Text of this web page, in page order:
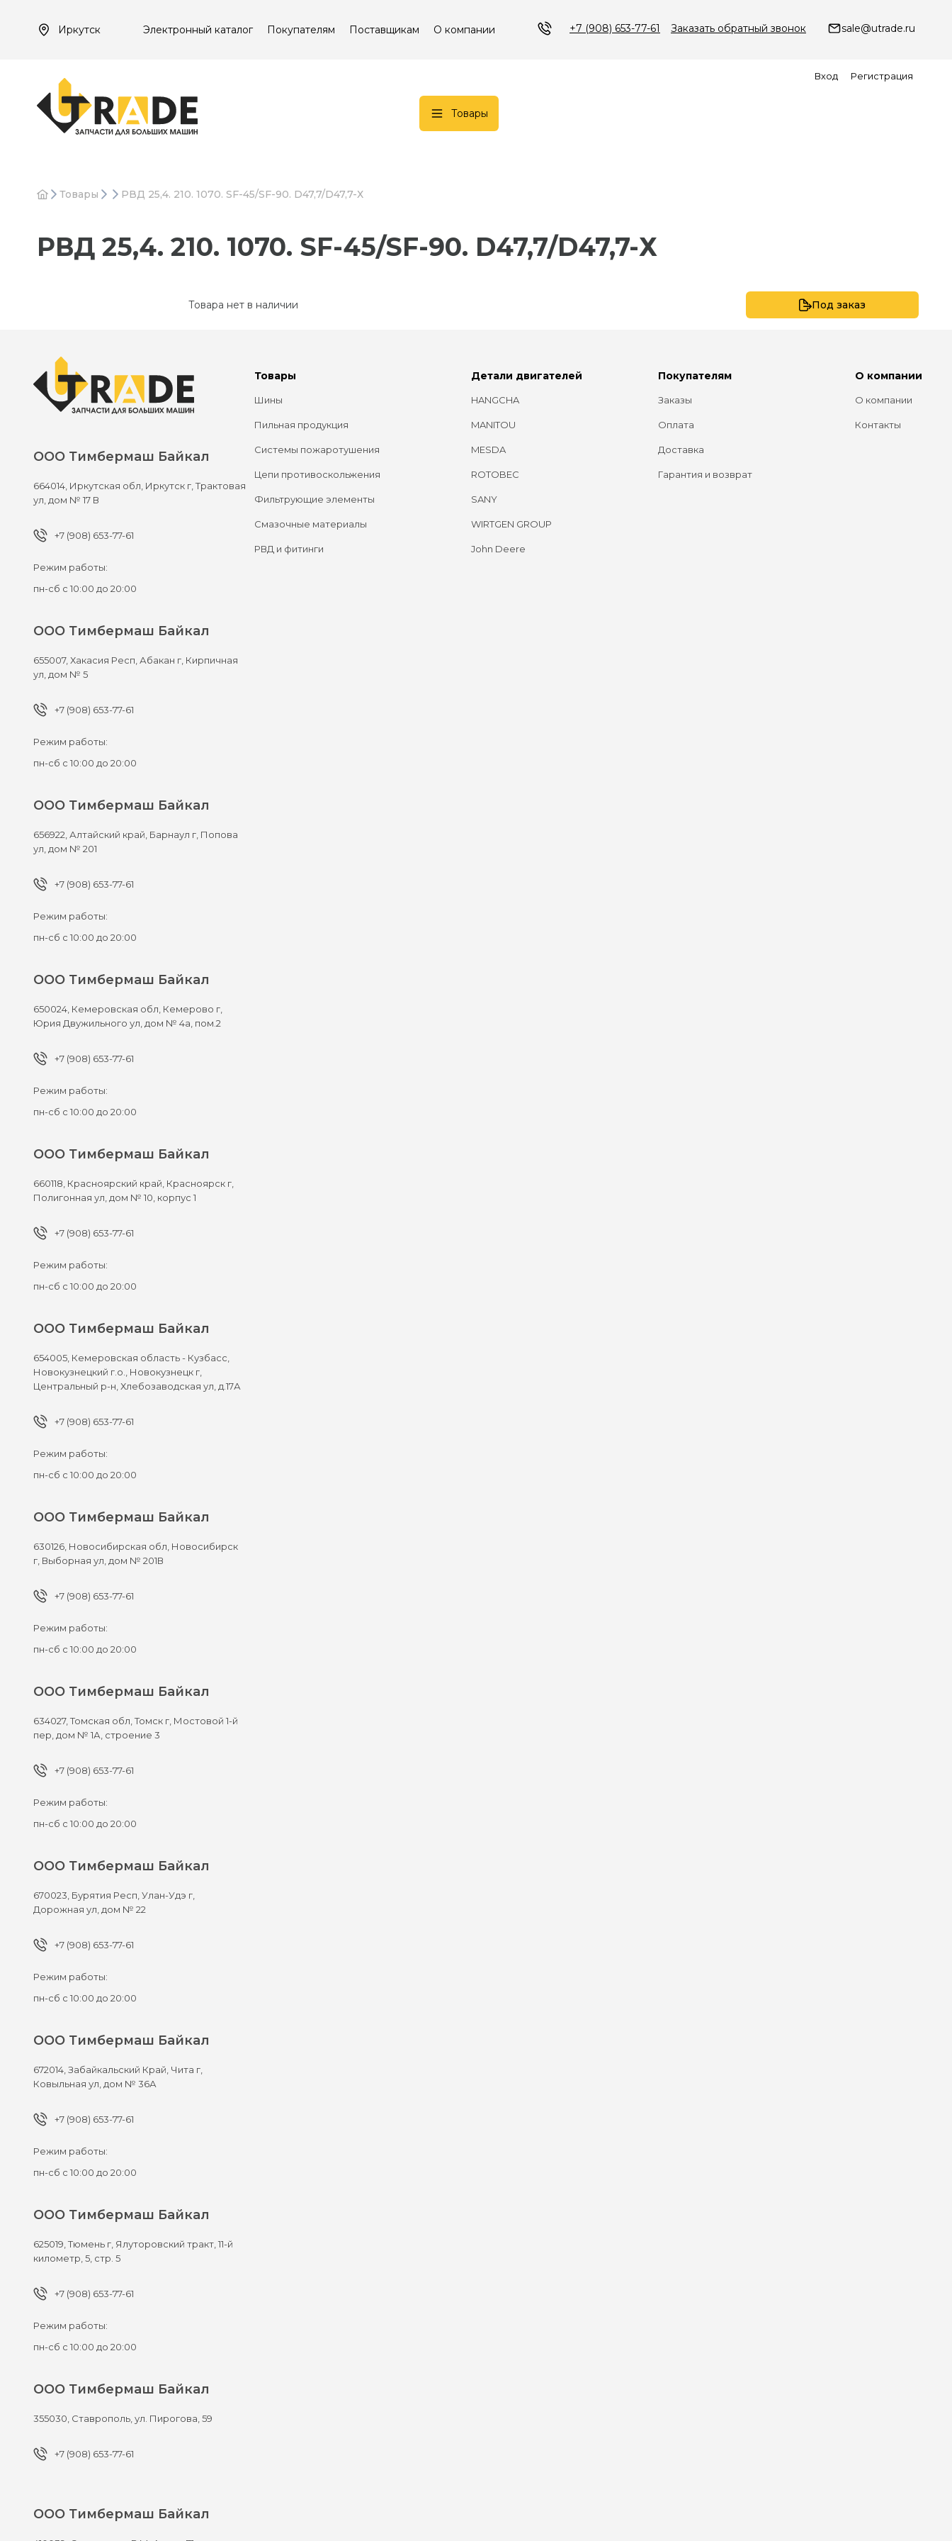
Иркутск Электронный каталог Покупателям Поставщикам О компании +7 (908) 653-77-61 Заказать обратный звонок sale@utrade.ru
Вход Регистрация
Товары
Товары РВД 25,4. 210. 1070. SF-45/SF-90. D47,7/D47,7-Х
РВД 25,4. 210. 1070. SF-45/SF-90. D47,7/D47,7-Х
Товара нет в наличии Под заказ
ООО Тимбермаш Байкал
664014, Иркутская обл, Иркутск г,Трактовая
ул, дом № 17 В
+7 (908) 653-77-61
Режим работы:
пн-сб с 10:00 до 20:00
ООО Тимбермаш Байкал
655007,Хакасия Респ, Абакан г, Кирпичная
ул, дом № 5
+7 (908) 653-77-61
Режим работы:
пн-сб с 10:00 до 20:00
ООО Тимбермаш Байкал
656922, Алтайский край, Барнаул г, Попова
ул, дом № 201
+7 (908) 653-77-61
Режим работы:
пн-сб с 10:00 до 20:00
ООО Тимбермаш Байкал
650024, Кемеровская обл, Кемерово г,
Юрия Двужильного ул, дом № 4а, пом.2
+7 (908) 653-77-61
Режим работы:
пн-сб с 10:00 до 20:00
ООО Тимбермаш Байкал
660118, Красноярский край, Красноярск г,
Полигонная ул, дом № 10, корпус 1
+7 (908) 653-77-61
Режим работы:
пн-сб с 10:00 до 20:00
ООО Тимбермаш Байкал
654005, Кемеровская область - Кузбасс,
Новокузнецкий г.о., Новокузнецк г,
Центральный р-н, Хлебозаводская ул, д.17А
+7 (908) 653-77-61
Режим работы:
пн-сб с 10:00 до 20:00
ООО Тимбермаш Байкал
630126, Новосибирская обл, Новосибирск
г, Выборная ул, дом № 201В
+7 (908) 653-77-61
Режим работы:
пн-сб с 10:00 до 20:00
ООО Тимбермаш Байкал
634027,Томская обл, Томск г, Мостовой 1-й
пер, дом № 1А, строение 3
+7 (908) 653-77-61
Режим работы:
пн-сб с 10:00 до 20:00
ООО Тимбермаш Байкал
670023, Бурятия Респ, Улан-Удэ г,
Дорожная ул, дом № 22
+7 (908) 653-77-61
Режим работы:
пн-сб с 10:00 до 20:00
ООО Тимбермаш Байкал
672014,Забайкальский Край, Чита г,
Ковыльная ул, дом № 36А
+7 (908) 653-77-61
Режим работы:
пн-сб с 10:00 до 20:00
ООО Тимбермаш Байкал
625019,Тюмень г, Ялуторовский тракт, 11-й
километр, 5, стр. 5
+7 (908) 653-77-61
Режим работы:
пн-сб с 10:00 до 20:00
ООО Тимбермаш Байкал
355030, Ставрополь,ул. Пирогова, 59
+7 (908) 653-77-61
ООО Тимбермаш Байкал
Товары
Шины
Пильная продукция
Системы пожаротушения
Цепи противоскольжения
Фильтрующие элементы
Смазочные материалы
РВД и фитинги
Детали двигателей
HANGCHA
MANITOU
MESDA
ROTOBEC
SANY
WIRTGEN GROUP
John Deere
Покупателям
Заказы
Оплата
Доставка
Гарантия и возврат
О компании
О компании
Контакты